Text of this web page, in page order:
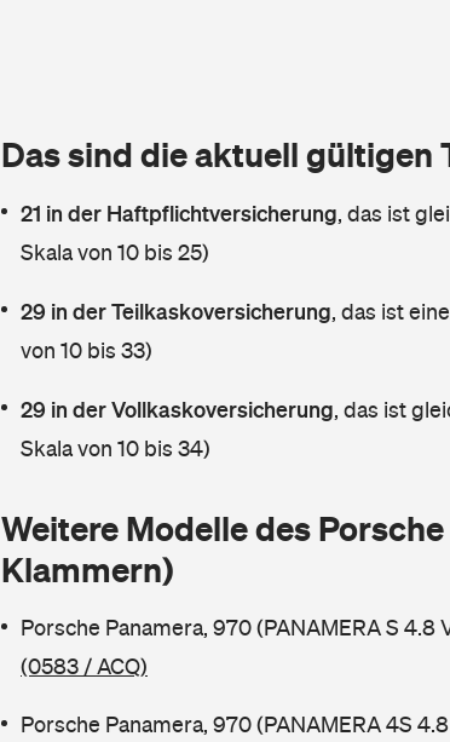
Das sind die aktuell gültigen
21 in der Haftpflichtversicherung, das ist
Skala von 10 bis 25)
29 in der Teilkaskoversicherung, das ist
von 10 bis 33)
29 in der Vollkaskoversicherung, das ist
Skala von 10 bis 34)
Weitere Modelle des
Klammern)
Porsche Panamera, 970 (PANAMERA S
(0583 / ACQ)
Porsche Panamera, 970 (PANAMERA 4S